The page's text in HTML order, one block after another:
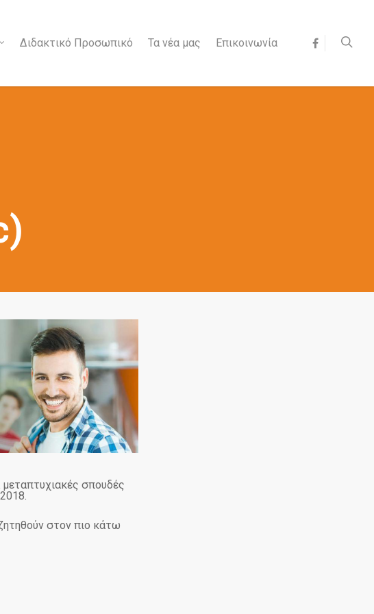
Διδακτικό Προσωπικό Τα νέα μας Επικοινωνία
μεταπτυχιακές σπουδές
στον πιο κάτω